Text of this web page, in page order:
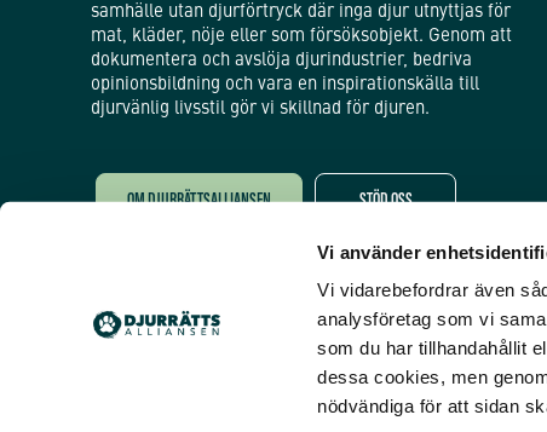
Vi använder
Vi vidarebefordrar även
analysföretag som vi
som du har tillhandahållit
dessa cookies, men
nödvändiga för att sidan
samhälle utan djurförtryck där inga djur utnyttjas för
mat, kläder, nöje eller som försöksobjekt. Genom att
dokumentera och avslöja djurindustrier, bedriva
opinionsbildning och vara en inspirationskälla till
djurvänlig livsstil gör vi skillnad för djuren.
OM DJURRÄTTSALLIANSEN STÖD OSS